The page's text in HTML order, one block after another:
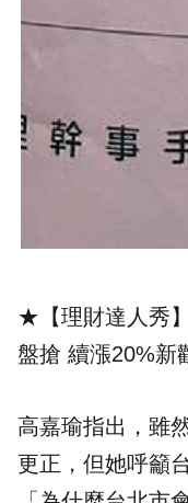
★【理財達人秀
盤搶 續漲20%新
高嘉瑜指出，雖
更正，但她呼籲